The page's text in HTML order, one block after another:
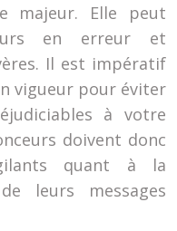
majeur. Elle peut
en erreur et
Il est impératif
vigueur pour éviter
à votre
doivent donc
quant à la
leurs messages